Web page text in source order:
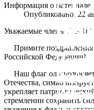
На
18!
18,
РОО
Информация о материале
Опубликовано: 22
Уважаемые члены ПО-18!
Примите поздравления
Российской Федерации!
Наш флаг
Отечества,
укрепляет
стремлении сохранить